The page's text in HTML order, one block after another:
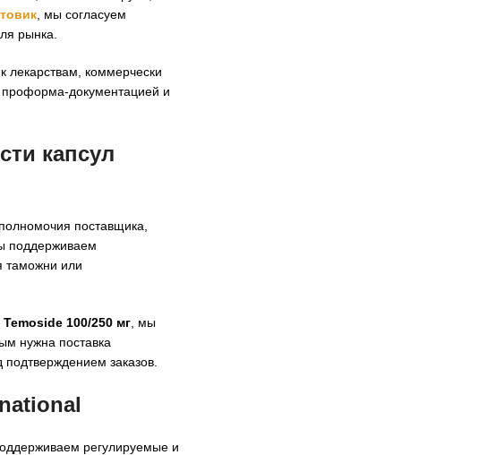
, мы согласуем
рынка.
лекарствам, коммерчески
документацией и
капсул
поставщика,
поддерживаем
таможни или
100/250 мг , мы
нужна поставка
заказов.
регулируемые и